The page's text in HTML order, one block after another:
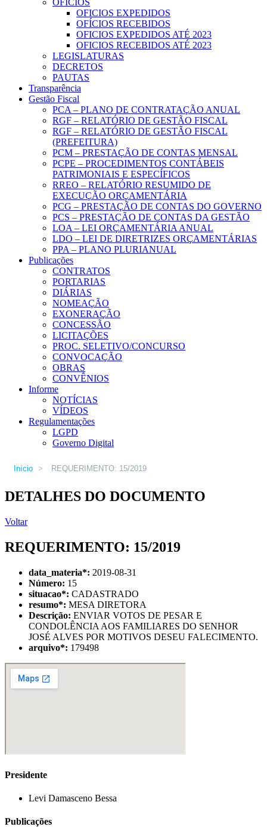
OFICIOS
OFICIOS EXPEDIDOS
OFÍCIOS RECEBIDOS
OFICIOS EXPEDIDOS ATÉ 2023
OFICIOS RECEBIDOS ATÉ 2023
LEGISLATURAS
DECRETOS
PAUTAS
Transparência
Gestão Fiscal
PCA – PLANO DE CONTRATAÇÃO ANUAL
RGF – RELATÓRIO DE GESTÃO FISCAL
RGF – RELATÓRIO DE GESTÃO FISCAL
(PREFEITURA)
PCM – PRESTAÇÃO DE CONTAS MENSAL
PCPE – PROCEDIMENTOS CONTÁBEIS
PATRIMONIAIS E ESPECÍFICOS
RREO – RELATÓRIO RESUMIDO DE
EXECUÇÃO ORÇAMENTÁRIA
PCG – PRESTAÇÃO DE CONTAS DO GOVERNO
PCS – PRESTAÇÃO DE CONTAS DA GESTÃO
LOA – LEI ORÇAMENTÁRIA ANUAL
LDO – LEI DE DIRETRIZES ORÇAMENTÁRIAS
PPA – PLANO PLURIANUAL
Publicações
CONTRATOS
PORTARIAS
DIÁRIAS
NOMEAÇÃO
EXONERAÇÃO
CONCESSÃO
LICITAÇÕES
PROC. SELETIVO/CONCURSO
CONVOCAÇÃO
OBRAS
CONVÊNIOS
Informe
NOTÍCIAS
VÍDEOS
Regulamentações
LGPD
Governo Digital
Início > REQUERIMENTO: 15/2019
DETALHES DO DOCUMENTO
Voltar
REQUERIMENTO: 15/2019
data_materia*: 2019-08-31
Número: 15
situacao*: CADASTRADO
resumo*: MESA DIRETORA
Descrição: ENVIAR VOTOS DE PESAR E
CONDOLÊNCIA AOS FAMILIARES DO SENHOR
JOSÉ ALVES POR MOTIVOS DESEU FALECIMENTO.
arquivo*: 179498
Presidente
Levi Damasceno Bessa
Publicações